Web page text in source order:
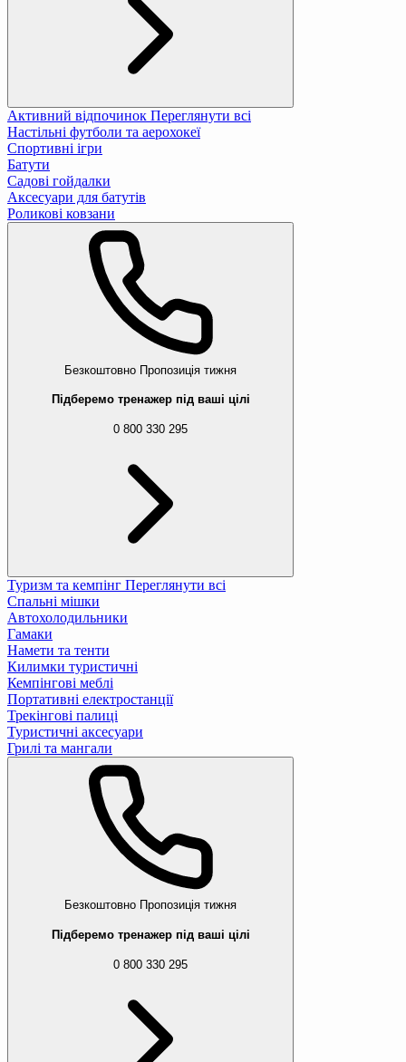
Активний відпочинок Переглянути всі
Настільні футболи та аерохокеї
Спортивні ігри
Батути
Садові гойдалки
Аксесуари для батутів
Роликові ковзани
Безкоштовно Пропозиція тижня
Підберемо тренажер під ваші цілі
0 800 330 295
Туризм та кемпінг Переглянути всі
Спальні мішки
Автохолодильники
Гамаки
Намети та тенти
Килимки туристичні
Кемпінгові меблі
Портативні електростанції
Трекінгові палиці
Туристичні аксесуари
Грилі та мангали
Безкоштовно Пропозиція тижня
Підберемо тренажер під ваші цілі
0 800 330 295